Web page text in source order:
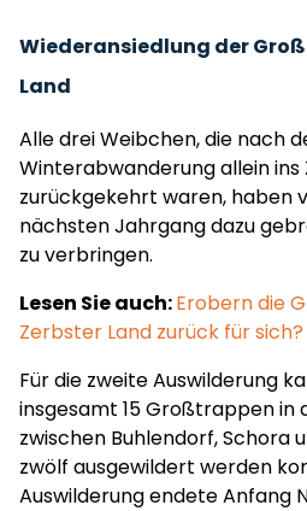
Wiederansiedlung der
Land
Alle drei Weibchen, die nach
Winterabwanderung allein ins
zurückgekehrt waren, haben
nächsten Jahrgang dazu
zu verbringen.
Lesen Sie auch:Erobern die
Zerbster Land zurück für sich?
Für die zweite Auswilderung
insgesamt 15 Großtrappen in
zwischen Buhlendorf, Schora
zwölf ausgewildert werden
Auswilderung endete Anfang